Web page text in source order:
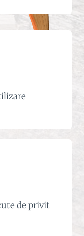
de privit